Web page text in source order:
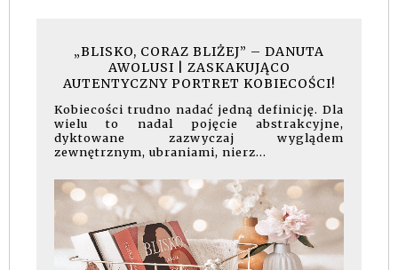
„BLISKO, CORAZ BLIŻEJ” – DANUTA
AWOLUSI | ZASKAKUJĄCO
AUTENTYCZNY PORTRET KOBIECOŚCI!
Kobiecości trudno nadać jedną definicję. Dla
wielu to nadal pojęcie abstrakcyjne,
dyktowane zazwyczaj wyglądem
zewnętrznym, ubraniami, nierz...